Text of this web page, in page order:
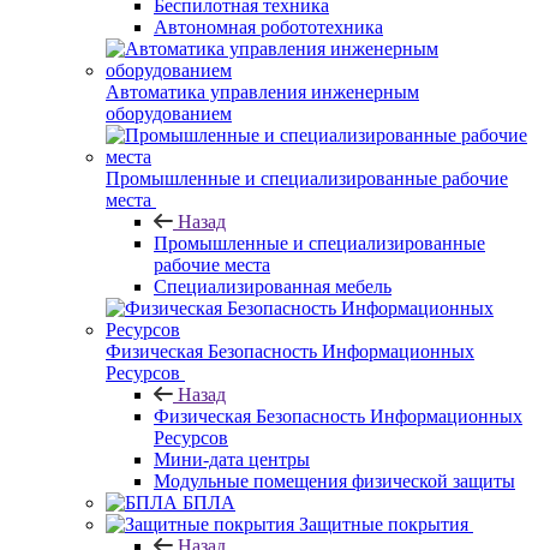
Беспилотная техника
Автономная робототехника
Автоматика управления инженерным
оборудованием
Промышленные и специализированные рабочие
места
Назад
Промышленные и специализированные
рабочие места
Специализированная мебель
Физическая Безопасность Информационных
Ресурсов
Назад
Физическая Безопасность Информационных
Ресурсов
Мини-дата центры
Модульные помещения физической защиты
БПЛА
Защитные покрытия
Назад